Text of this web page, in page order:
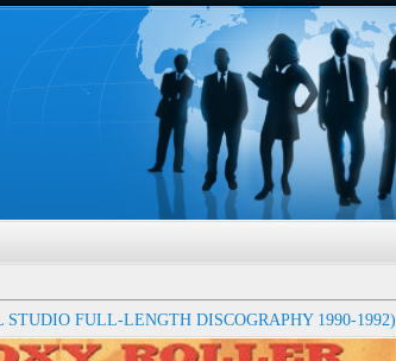
FULL-LENGTH DISCOGRAPHY 1990-1992)